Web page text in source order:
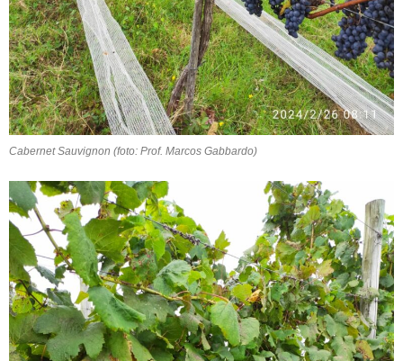
Cabernet Sauvignon (foto: Prof. Marcos Gabbardo)